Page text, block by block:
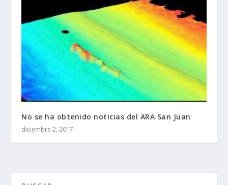
No se ha obtenido noticias del ARA San Juan
diciembre 2, 2017